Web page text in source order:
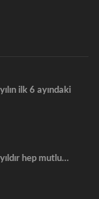
ilk 6 ayındaki
hep mutlu…